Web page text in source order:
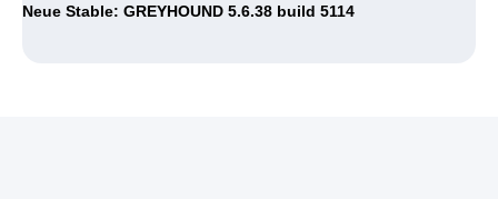
Neue Stable: GREYHOUND 5.6.38 build 5114